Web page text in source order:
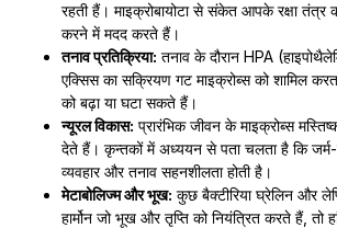
रहती हैं। माइक्रोबायोटा से संकेत आपके रक्षा तंत्र
करने में मदद करते हैं।
तनाव प्रतिक्रिया: तनाव के दौरान HPA
एक्सिस का सक्रियण गट माइक्रोब्स को शामिल
को बढ़ा या घटा सकते हैं।
न्यूरल विकास: प्रारंभिक जीवन के माइक्रोब्स
देते हैं। कृन्तकों में अध्ययन से पता चलता है कि
व्यवहार और तनाव सहनशीलता होती है।
मेटाबोलिज्म और भूख: कुछ बैक्टीरिया घ्रेलिन और
हार्मोन जो भूख और तृप्ति को नियंत्रित करते हैं, तो